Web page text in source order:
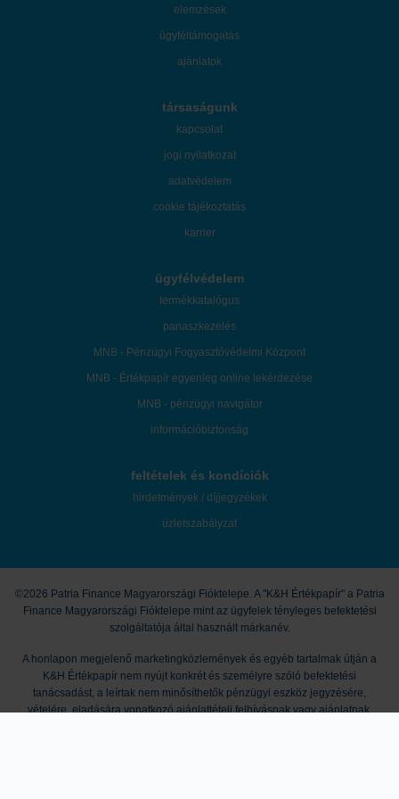
elemzések
ügyféltámogatás
ajánlatok
társaságunk
kapcsolat
jogi nyilatkozat
adatvédelem
cookie tájékoztatás
karrier
ügyfélvédelem
termékkatalógus
panaszkezelés
MNB - Pénzügyi Fogyasztóvédelmi Központ
MNB - Értékpapír egyenleg online lekérdezése
MNB - pénzügyi navigátor
információbiztonság
feltételek és kondíciók
hirdetmények / díjjegyzékek
üzletszabályzat
©2026 Patria Finance Magyarországi Fióktelepe. A "K&H Értékpapír" a Patria
Finance Magyarországi Fióktelepe mint az ügyfelek tényleges befektetési
szolgáltatója által használt márkanév.
A honlapon megjelenő marketingközlemények és egyéb tartalmak útján a
K&H Értékpapír nem nyújt konkrét és személyre szóló befektetési
tanácsadást, a leírtak nem minősíthetők pénzügyi eszköz jegyzésére,
vételére, eladására vonatkozó ajánlattételi felhívásnak vagy ajánlatnak,